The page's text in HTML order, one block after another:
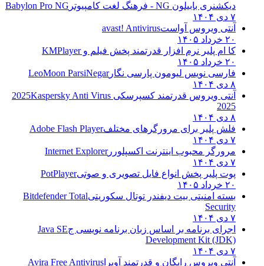
دیکشنری بابیلون NG - فرهنگ لغت کامپیوتر
Babylon Pro NG
۷ دی ۱۴۰۴
آنتی ویروس آواستavast! Antivirus
۲۰ خرداد ۱۴۰۵
کا ام پلیر نرم افزار قدرتمند پخش فیلم وKMPlayer
۲۰ خرداد ۱۴۰۵
فارسی نویس لیومون پارسی نگارLeoMoon ParsiNegar
۸ دی ۱۴۰۴
آنتی ویروس قدرتمند کسپرسکی 2025 Kaspersky Anti Virus
2025
۸ دی ۱۴۰۴
فلش پلیر برای مرورگرهای مختلفAdobe Flash Player
۷ دی ۱۴۰۴
مرورگر محبوب اینترنت اکسپلوررInternet Explorer
۷ دی ۱۴۰۴
پوت پلیر پخش انواع فایل تصویری و صوتیPotPlayer
۲۰ خرداد ۱۴۰۵
بسته امنیتی بیت دیفندر توتال سکوریتیBitdefender Total
Security
۷ دی ۱۴۰۴
اجرای برنامه بر اساس زبان برنامه نویسی جJava SE
Development Kit (JDK)
۷ دی ۱۴۰۴
آنتی ویروس رایگان و قدرتمند آویرا Avira Free Antivirus